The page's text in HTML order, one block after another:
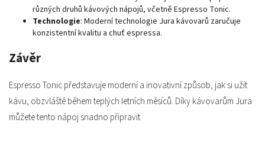
různých druhů kávových nápojů, včetně Espresso Tonic.
Technologie: Moderní technologie Jura kávovarů zaručuje
konzistentní kvalitu a chuť espressa.
Závěr
Espresso Tonic představuje moderní a inovativní způsob, jak si užít
kávu, obzvláště během teplých letních měsíců. Díky kávovarům Jura
můžete tento nápoj snadno připravit